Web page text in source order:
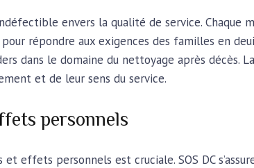
envers la qualité de service. Chaque
répondre aux exigences des familles en
dans le domaine du nettoyage après décès.
et de leur sens du service.
personnels
effets personnels est cruciale. SOS DC